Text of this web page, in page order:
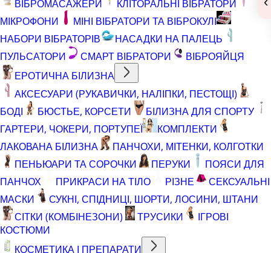
ВІБРОМАСАЖЕРИ
КЛІТОРАЛЬНІ ВІБРАТОРИ
МІКРОФОНИ
МІНІ ВІБРАТОРИ ТА ВІБРОКУЛІ
НАБОРИ ВІБРАТОРІВ
НАСАДКИ НА ПАЛЕЦЬ
ПУЛЬСАТОРИ
СМАРТ ВІБРАТОРИ
ВІБРОЯЙЦЯ
ЕРОТИЧНА БІЛИЗНА
АКСЕСУАРИ (РУКАВИЧКИ, НАЛІПКИ, ПЕСТОЩІ)
БОДІ
БЮСТЬЕ, КОРСЕТИ
БІЛИЗНА ДЛЯ СПОРТУ
ГАРТЕРИ, ЧОКЕРИ, ПОРТУПЕЇ
КОМПЛЕКТИ
ЛАКОВАНА БІЛИЗНА
ПАНЧОХИ, МІТЕНКИ, КОЛГОТКИ
ПЕНЬЮАРИ ТА СОРОЧКИ
ПЕРУКИ
ПОЯСИ ДЛЯ
ПАНЧОХ
ПРИКРАСИ НА ТІЛО РІЗНЕ
СЕКСУАЛЬНІ
МАСКИ
СУКНІ, СПІДНИЦІ, ШОРТИ, ЛОСИНИ, ШТАНИ
СІТКИ (КОМБІНЕЗОНИ)
ТРУСИКИ
ІГРОВІ
КОСТЮМИ
КОСМЕТИКА І ПРЕПАРАТИ